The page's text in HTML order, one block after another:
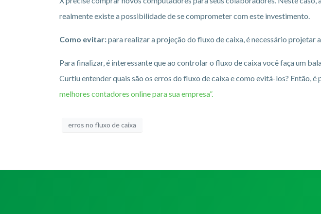
realmente existe a possibilidade de se comprometer com este investimento.
Como evitar:para realizar a projeção do fluxo de caixa, é necessário projetar
Para finalizar, é interessante que ao controlar o fluxo de caixa você faça um
Curtiu entender quais são os erros do fluxo de caixa e como evitá-los? Então,
melhores contadores online para sua empresa”.
erros no fluxo de caixa